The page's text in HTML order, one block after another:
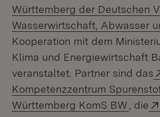
Württemberg der Deutschen
Wasserwirtschaft, Abwasser
Kooperation mit dem
Klima und Energiewirtschaft
veranstaltet. Partner sind das
Kompetenzzentrum
Württemberg KomS BW
, die